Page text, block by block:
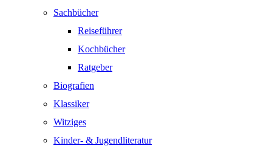
Sachbücher
Reiseführer
Kochbücher
Ratgeber
Biografien
Klassiker
Witziges
Kinder- & Jugendliteratur